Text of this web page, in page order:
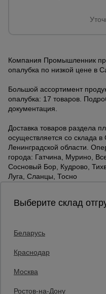
Компания Промышленник
опалубка по низкой цене в
Большой ассортимент
опалубка: 17 товаров.
документация.
Доставка товаров раздела
осуществляется со склада в
Ленинградской области.
города: Гатчина, Мурино,
Сосновый Бор, Кудрово,
Луга, Сланцы, Тосно
Выберите склад
Беларусь
Краснодар
Москва
Ростов-на-Дону
О компании
Франшиза